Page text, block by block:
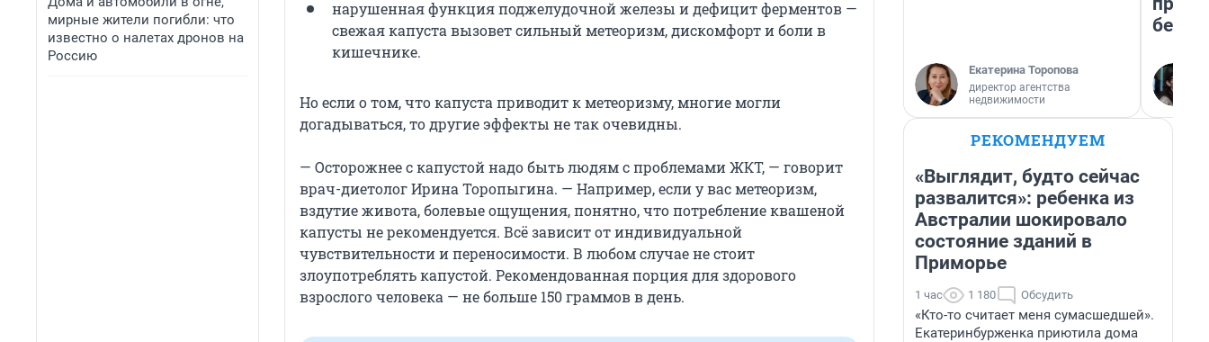
мирные жители погибли: что
известно о налетах дронов на
Россию
нарушенная функция поджелудочной железы и дефицит ферментов —
свежая капуста вызовет сильный метеоризм, дискомфорт и боли в
кишечнике.
Но если о том, что капуста приводит к метеоризму, многие могли
догадываться, то другие эффекты не так очевидны.
— Осторожнее с капустой надо быть людям с проблемами ЖКТ, — говорит
врач-диетолог Ирина Торопыгина. — Например, если у вас метеоризм,
вздутие живота, болевые ощущения, понятно, что потребление квашеной
капусты не рекомендуется. Всё зависит от индивидуальной
чувствительности и переносимости. В любом случае не стоит
злоупотреблять капустой. Рекомендованная порция для здорового
взрослого человека — не больше 150 граммов в день.
Екатерина Торопова
директор агентства
недвижимости
РЕКОМЕНДУЕМ
«Выглядит, будто сейчас
развалится»: ребенка из
Австралии шокировало
состояние зданий в
Приморье
1 час 1 180 Обсудить
«Кто-то считает меня сумасшедшей».
Екатеринбурженка приютила дома